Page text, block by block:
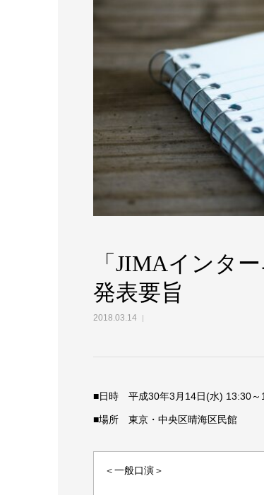
「JIMAインタ
発表要旨
2018.03.14
■日時 平成30年3月14日(水) 13:30～
■場所 東京・中央区晴海区民館
＜一般口演＞